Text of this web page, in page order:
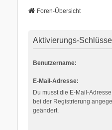
Foren-Übersicht
Aktivierungs-
Benutzername:
E-Mail-Adresse:
Du musst die E-Mail-
bei der Registrierung
geändert.